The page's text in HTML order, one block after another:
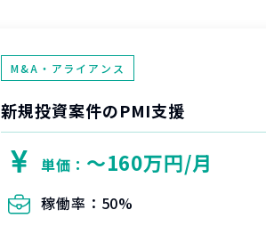
M&A・アライアンス
新規投資案件のPMI支援
単価： 〜160万円/月
稼働率： 50%